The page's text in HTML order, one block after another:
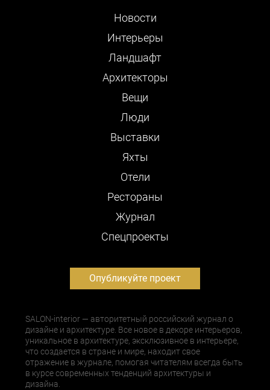
Новости
Интерьеры
Ландшафт
Архитекторы
Вещи
Люди
Выставки
Яхты
Отели
Рестораны
Журнал
Cпецпроекты
Опубликуйте проект
SALON-interior — авторитетный российский журнал о
дизайне и архитектуре. Все новое в декоре интерьеров,
уникальное в архитектуре, эксклюзивное в интерьере,
что создается в стране и мире, находит свое
отражение в журнале, помогая читателям всегда быть
в курсе современных тенденций архитектуры и
дизайна.